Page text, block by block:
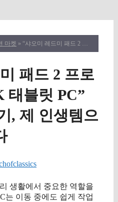
마켓 » “샤오미 레드미 패드 2 프로 12.1인치 2.5K 태블릿 PC” 솔직 사용 후기, 제 인생템으로 추천합니다
패드 2 프로
태블릿 PC”
, 제 인생템으
생활에서 중요한 역할을
는 이동 중에도 쉽게 작업